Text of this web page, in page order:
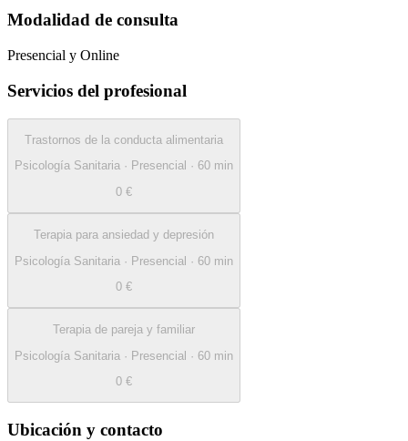
Modalidad de consulta
Presencial y Online
Servicios del profesional
Trastornos de la conducta alimentaria
Psicología Sanitaria · Presencial · 60 min
0 €
Terapia para ansiedad y depresión
Psicología Sanitaria · Presencial · 60 min
0 €
Terapia de pareja y familiar
Psicología Sanitaria · Presencial · 60 min
0 €
Ubicación y contacto